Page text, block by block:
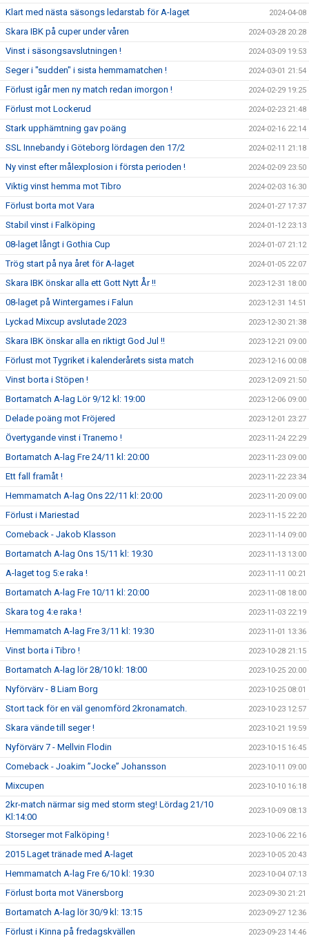
Klart med nästa säsongs ledarstab för A-laget 2024-04-08
Skara IBK på cuper under våren 2024-03-28 20:28
Vinst i säsongsavslutningen ! 2024-03-09 19:53
Seger i "sudden" i sista hemmamatchen ! 2024-03-01 21:54
Förlust igår men ny match redan imorgon ! 2024-02-29 19:25
Förlust mot Lockerud 2024-02-23 21:48
Stark upphämtning gav poäng 2024-02-16 22:14
SSL Innebandy i Göteborg lördagen den 17/2 2024-02-11 21:18
Ny vinst efter målexplosion i första perioden ! 2024-02-09 23:50
Viktig vinst hemma mot Tibro 2024-02-03 16:30
Förlust borta mot Vara 2024-01-27 17:37
Stabil vinst i Falköping 2024-01-12 23:13
08-laget långt i Gothia Cup 2024-01-07 21:12
Trög start på nya året för A-laget 2024-01-05 22:07
Skara IBK önskar alla ett Gott Nytt År !! 2023-12-31 18:00
08-laget på Wintergames i Falun 2023-12-31 14:51
Lyckad Mixcup avslutade 2023 2023-12-30 21:38
Skara IBK önskar alla en riktigt God Jul !! 2023-12-21 09:00
Förlust mot Tygriket i kalenderårets sista match 2023-12-16 00:08
Vinst borta i Stöpen ! 2023-12-09 21:50
Bortamatch A-lag Lör 9/12 kl: 19:00 2023-12-06 09:00
Delade poäng mot Fröjered 2023-12-01 23:27
Övertygande vinst i Tranemo ! 2023-11-24 22:29
Bortamatch A-lag Fre 24/11 kl: 20:00 2023-11-23 09:00
Ett fall framåt ! 2023-11-22 23:34
Hemmamatch A-lag Ons 22/11 kl: 20:00 2023-11-20 09:00
Förlust i Mariestad 2023-11-15 22:20
Comeback - Jakob Klasson 2023-11-14 09:00
Bortamatch A-lag Ons 15/11 kl: 19:30 2023-11-13 13:00
A-laget tog 5:e raka ! 2023-11-11 00:21
Bortamatch A-lag Fre 10/11 kl: 20:00 2023-11-08 18:00
Skara tog 4:e raka ! 2023-11-03 22:19
Hemmamatch A-lag Fre 3/11 kl: 19:30 2023-11-01 13:36
Vinst borta i Tibro ! 2023-10-28 21:15
Bortamatch A-lag lör 28/10 kl: 18:00 2023-10-25 20:00
Nyförvärv - 8 Liam Borg 2023-10-25 08:01
Stort tack för en väl genomförd 2kronamatch. 2023-10-23 12:57
Skara vände till seger ! 2023-10-21 19:59
Nyförvärv 7 - Mellvin Flodin 2023-10-15 16:45
Comeback - Joakim ”Jocke” Johansson 2023-10-11 09:00
Mixcupen 2023-10-10 16:18
2kr-match närmar sig med storm steg! Lördag 21/10
Kl:14:00
2023-10-09 08:13
Storseger mot Falköping ! 2023-10-06 22:16
2015 Laget tränade med A-laget 2023-10-05 20:43
Hemmamatch A-lag Fre 6/10 kl: 19:30 2023-10-04 07:13
Förlust borta mot Vänersborg 2023-09-30 21:21
Bortamatch A-lag lör 30/9 kl: 13:15 2023-09-27 12:36
Förlust i Kinna på fredagskvällen 2023-09-23 14:46